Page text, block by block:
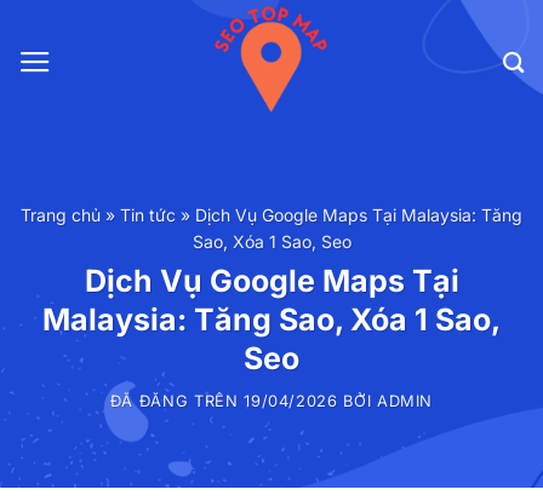
đến
Trang chủ » Tin tức » Dịch Vụ Google Maps Tại Malaysia: Tăng
Sao, Xóa 1 Sao, Seo
Dịch Vụ Google Maps Tại
Malaysia: Tăng Sao, Xóa 1 Sao,
Seo
ĐÃ ĐĂNG TRÊN19/04/2026 BỞI ADMIN